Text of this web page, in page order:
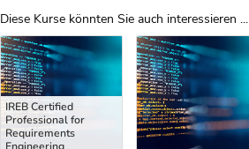
Diese Kurse könnten Sie auch interessieren ...
Uber Weiterbildungsvorschläge
IREB Certified
Professional for
Requirements